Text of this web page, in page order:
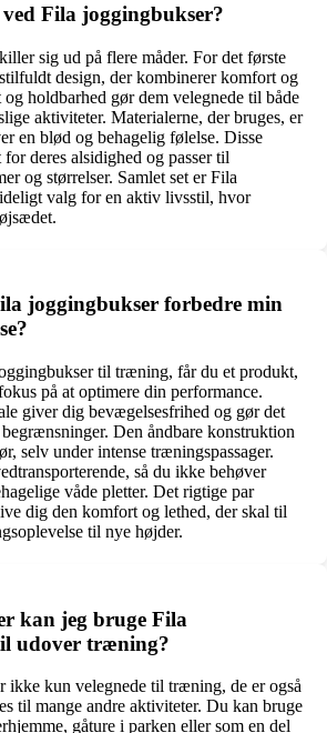
Fila joggingbukser?
sig ud på flere måder. For det første
design, der kombinerer komfort og
holdbarhed gør dem velegnede til både
aktiviteter. Materialerne, der bruges, er
en blød og behagelig følelse. Disse
deres alsidighed og passer til
og størrelser. Samlet set er Fila
valg for en aktiv livsstil, hvor
joggingbukser forbedre min
til træning, får du et produkt,
på at optimere din performance.
giver dig bevægelsesfrihed og gør det
Den åndbare konstruktion
selv under intense træningspassager.
så du ikke behøver
våde pletter. Det rigtige par
dig den komfort og lethed, der skal til
til nye højder.
kan jeg bruge Fila
udover træning?
ikke kun velegnede til træning, de er også
til mange andre aktiviteter. Du kan bruge
gåture i parken eller som en del